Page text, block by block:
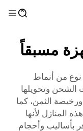
مسبقاً
نوع من أنماط
الشحن وتحويلها
الثمن، كما
المنازل لأنها
بأساليب وأحجام